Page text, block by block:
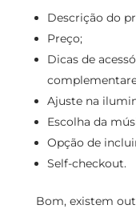
Descrição do
Preço;
Dicas de
Ajuste na
Escolha da
Opção de
Self-checkout.
Bom, existem